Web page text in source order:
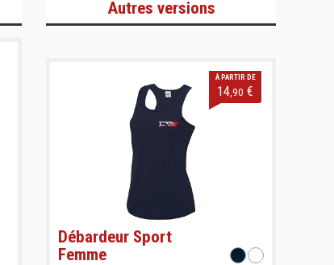
Autres versions
À PARTIR DE
14,90 €
Débardeur Sport
Femme